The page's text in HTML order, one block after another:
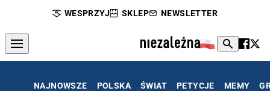
WESPRZYJ SKLEP NEWSLETTER
NAJNOWSZE POLSKA ŚWIAT PETYCJE MEMY